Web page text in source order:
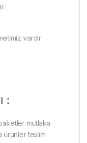
vardır .
:
mutlaka
ürünler teslim